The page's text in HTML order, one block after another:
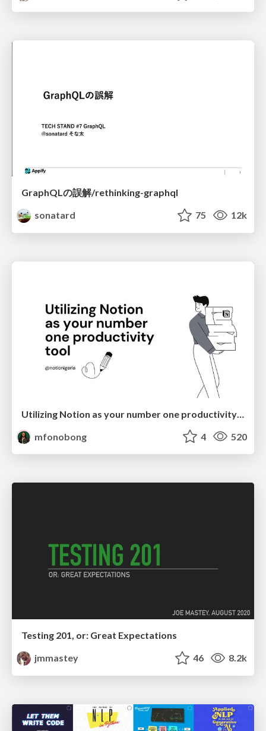
GraphQLの誤解/rethinking-graphql
sonatard
75 12k
mfonobong
4 520
Testing 201, or: Great Expectations
jmmastey
46 8.2k